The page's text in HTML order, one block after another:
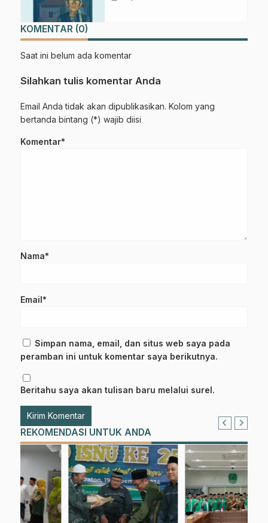
KOMENTAR (0)
Saat ini belum ada komentar
Silahkan tulis komentar Anda
Email Anda tidak akan dipublikasikan. Kolom yang
bertanda bintang (*) wajib diisi
Komentar*
Nama*
Email*
Simpan nama, email, dan situs web saya pada
peramban ini untuk komentar saya berikutnya.
Beritahu saya akan tulisan baru melalui surel.
REKOMENDASI UNTUK ANDA